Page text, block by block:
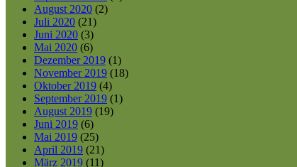
August 2020 (2)
Juli 2020 (21)
Juni 2020 (3)
Mai 2020 (6)
Dezember 2019 (1)
November 2019 (18)
Oktober 2019 (4)
September 2019 (1)
August 2019 (19)
Juni 2019 (6)
Mai 2019 (25)
April 2019 (21)
März 2019 (11)